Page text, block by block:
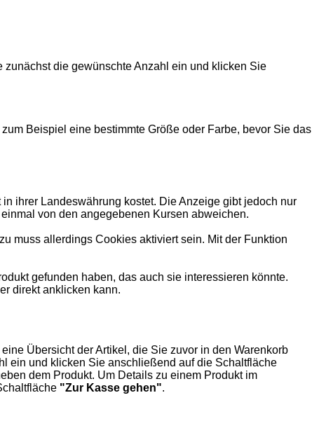
zunächst die gewünschte Anzahl ein und klicken Sie
Beispiel eine bestimmte Größe oder Farbe, bevor Sie das
ihrer Landeswährung kostet. Die Anzeige gibt jedoch nur
von den angegebenen Kursen abweichen.
muss allerdings Cookies aktiviert sein. Mit der Funktion
gefunden haben, das auch sie interessieren könnte.
direkt anklicken kann.
Übersicht der Artikel, die Sie zuvor in den Warenkorb
ein und klicken Sie anschließend auf die Schaltfläche
dem Produkt. Um Details zu einem Produkt im
"Zur Kasse gehen".